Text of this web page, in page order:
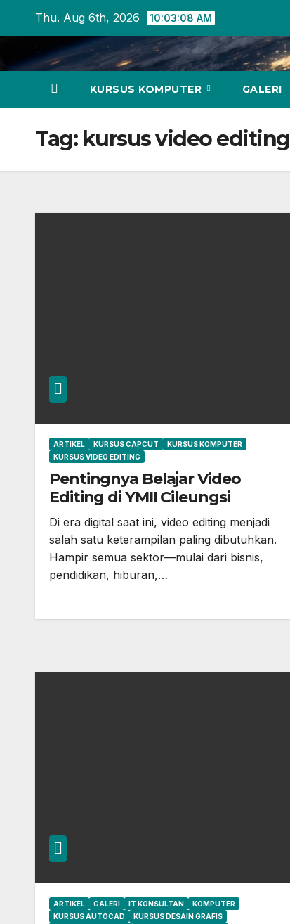
content
Thu. Aug 6th, 2026 10:03:09 AM
KURSUS KOMPUTER GALERI
Tag: kursus video editing
ARTIKEL KURSUS CAPCUT
KURSUS KOMPUTER
KURSUS VIDEO EDITING
Pentingnya Belajar Video
Editing di YMII Cileungsi
Di era digital saat ini, video editing menjadi
salah satu keterampilan paling dibutuhkan.
Hampir semua sektor—mulai dari bisnis,
pendidikan, hiburan,…
ARTIKEL GALERI IT KONSULTAN
KOMPUTER
KURSUS AUTOCAD
KURSUS DESAIN GRAFIS